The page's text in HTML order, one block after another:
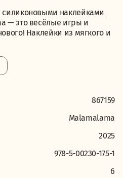
наклейками
— это весёлые игры и
Наклейки из мягкого и
867159
Malamalama
2025
978-5-00230-175-1
6